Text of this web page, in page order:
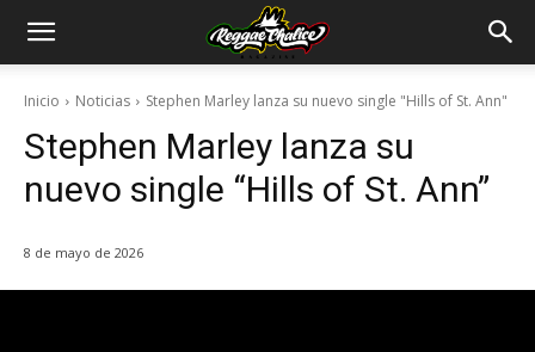
Inicio Noticias Stephen Marley lanza su nuevo single "Hills of St. Ann"
Stephen Marley lanza su
nuevo single “Hills of St. Ann”
8 de mayo de 2026